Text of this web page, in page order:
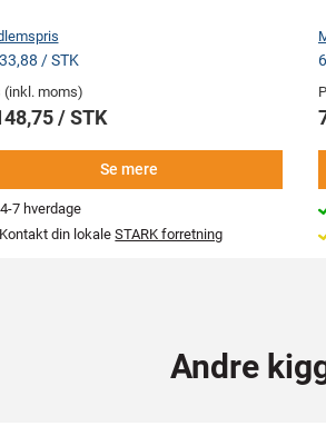
/ STK
(inkl. moms)
/ STK
Se mere
4-7 hverdage
Kontakt din lokaleSTARK forretning
Andre